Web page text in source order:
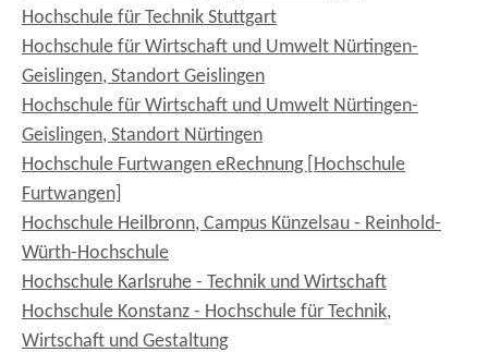
Hochschule für Technik Stuttgart
Hochschule für Wirtschaft und Umwelt Nürtingen-
Geislingen, Standort Geislingen
Hochschule für Wirtschaft und Umwelt Nürtingen-
Geislingen, Standort Nürtingen
Hochschule Furtwangen eRechnung [Hochschule
Furtwangen]
Hochschule Heilbronn, Campus Künzelsau - Reinhold-
Würth-Hochschule
Hochschule Karlsruhe - Technik und Wirtschaft
Hochschule Konstanz - Hochschule für Technik,
Wirtschaft und Gestaltung